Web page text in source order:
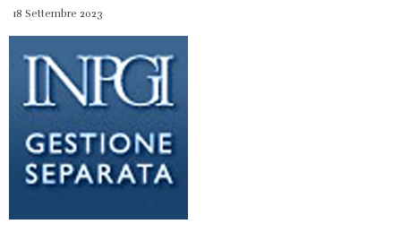
18 Settembre 2023